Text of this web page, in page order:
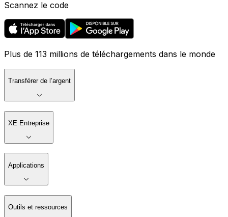
Scannez le code
Plus de 113 millions de téléchargements dans le monde
Transférer de l’argent
XE Entreprise
Applications
Outils et ressources